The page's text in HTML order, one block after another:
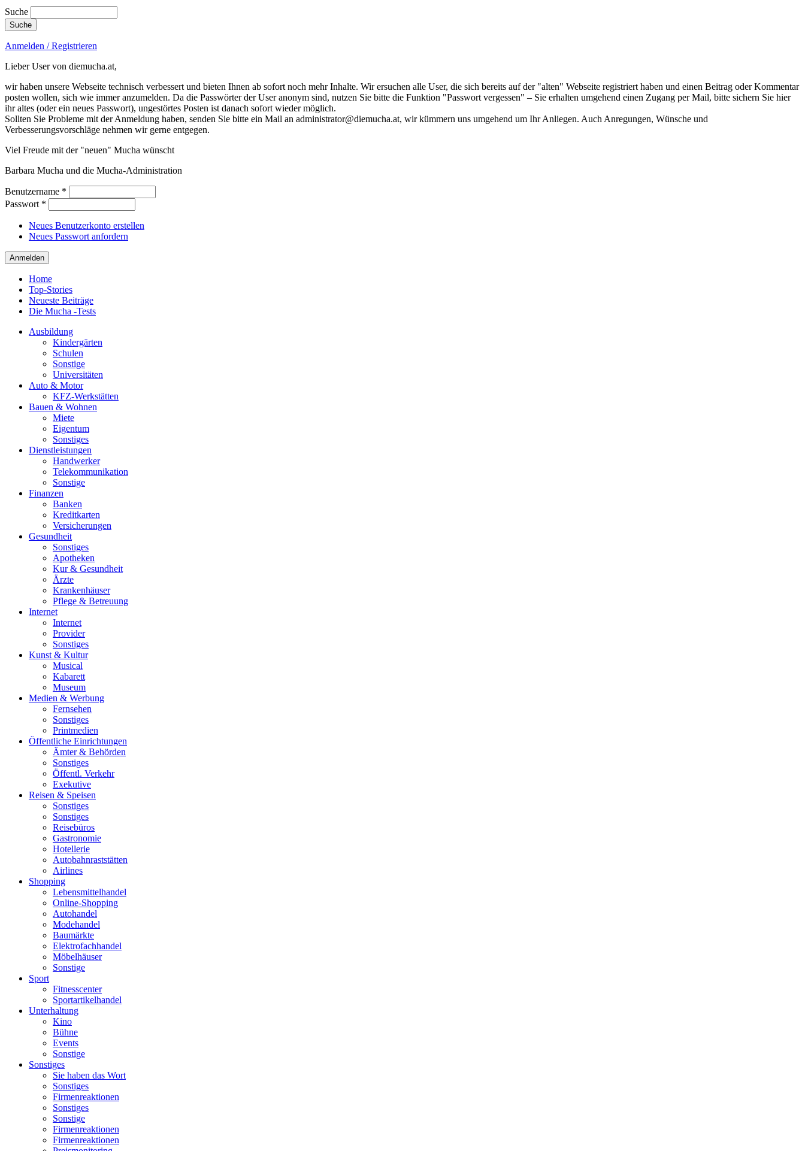
Suche
Anmelden / Registrieren
Lieber User von diemucha.at,
wir haben unsere Webseite technisch verbessert und bieten Ihnen ab sofort noch mehr Inhalte. Wir ersuchen alle User, die sich bereits auf der "alten" Webseite registriert haben und einen Beitrag oder Kommentar
posten wollen, sich wie immer anzumelden. Da die Passwörter der User anonym sind, nutzen Sie bitte die Funktion "Passwort vergessen" – Sie erhalten umgehend einen Zugang per Mail, bitte sichern Sie hier
ihr altes (oder ein neues Passwort), ungestörtes Posten ist danach sofort wieder möglich.
Sollten Sie Probleme mit der Anmeldung haben, senden Sie bitte ein Mail an administrator@diemucha.at, wir kümmern uns umgehend um Ihr Anliegen. Auch Anregungen, Wünsche und
Verbesserungsvorschläge nehmen wir gerne entgegen.
Viel Freude mit der "neuen" Mucha wünscht
Barbara Mucha und die Mucha-Administration
Benutzername *
Passwort *
Neues Benutzerkonto erstellen
Neues Passwort anfordern
Home
Top-Stories
Neueste Beiträge
Die Mucha -Tests
Ausbildung
Kindergärten
Schulen
Sonstige
Universitäten
Auto & Motor
KFZ-Werkstätten
Bauen & Wohnen
Miete
Eigentum
Sonstiges
Dienstleistungen
Handwerker
Telekommunikation
Sonstige
Finanzen
Banken
Kreditkarten
Versicherungen
Gesundheit
Sonstiges
Apotheken
Kur & Gesundheit
Ärzte
Krankenhäuser
Pflege & Betreuung
Internet
Internet
Provider
Sonstiges
Kunst & Kultur
Musical
Kabarett
Museum
Medien & Werbung
Fernsehen
Sonstiges
Printmedien
Öffentliche Einrichtungen
Ämter & Behörden
Sonstiges
Öffentl. Verkehr
Exekutive
Reisen & Speisen
Sonstiges
Sonstiges
Reisebüros
Gastronomie
Hotellerie
Autobahnraststätten
Airlines
Shopping
Lebensmittelhandel
Online-Shopping
Autohandel
Modehandel
Baumärkte
Elektrofachhandel
Möbelhäuser
Sonstige
Sport
Fitnesscenter
Sportartikelhandel
Unterhaltung
Kino
Bühne
Events
Sonstige
Sonstiges
Sie haben das Wort
Sonstiges
Firmenreaktionen
Sonstiges
Sonstige
Firmenreaktionen
Firmenreaktionen